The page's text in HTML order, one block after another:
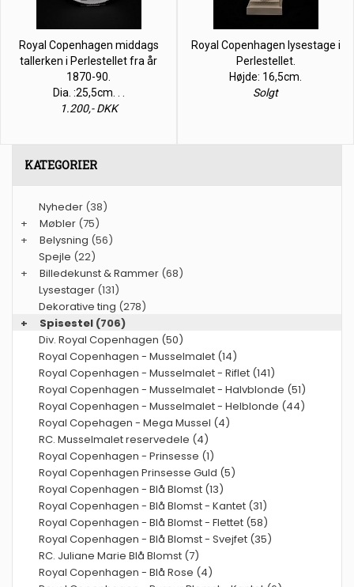
Royal Copenhagen middags
tallerken i Perlestellet fra år
1870-90.
Dia. :25,5cm. . .
1.200,- DKK
Royal Copenhagen lysestage i
Perlestellet.
Højde: 16,5cm.
Solgt
KATEGORIER
Nyheder (38)
+
Møbler (75)
+
Belysning (56)
Spejle (22)
+
Billedekunst & Rammer (68)
Lysestager (131)
Dekorative ting (278)
+
Spisestel (706)
Div. Royal Copenhagen (50)
Royal Copenhagen - Musselmalet (14)
Royal Copenhagen - Musselmalet - Riflet (141)
Royal Copenhagen - Musselmalet - Halvblonde (51)
Royal Copenhagen - Musselmalet - Helblonde (44)
Royal Copehagen - Mega Mussel (4)
RC. Musselmalet reservedele (4)
Royal Copenhagen - Prinsesse (1)
Royal Copenhagen Prinsesse Guld (5)
Royal Copenhagen - Blå Blomst (13)
Royal Copenhagen - Blå Blomst - Kantet (31)
Royal Copenhagen - Blå Blomst - Flettet (58)
Royal Copenhagen - Blå Blomst - Svejfet (35)
RC. Juliane Marie Blå Blomst (7)
Royal Copenhagen - Blå Rose (4)